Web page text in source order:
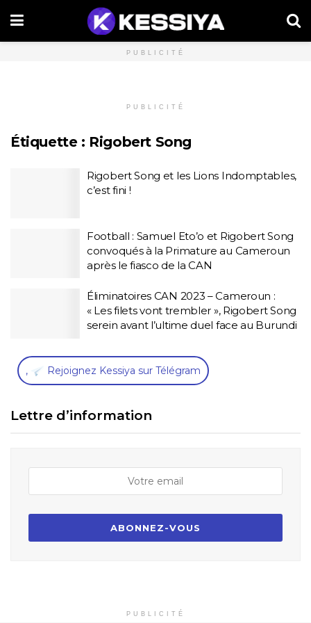
PUBLICITÉ
PUBLICITÉ
Étiquette : Rigobert Song
Rigobert Song et les Lions Indomptables,
c’est fini !
Football : Samuel Eto’o et Rigobert Song
convoqués à la Primature au Cameroun
après le fiasco de la CAN
Éliminatoires CAN 2023 – Cameroun :
« Les filets vont trembler », Rigobert Song
serein avant l’ultime duel face au Burundi
, Rejoignez Kessiya sur Télégram
Lettre d’information
PUBLICITÉ